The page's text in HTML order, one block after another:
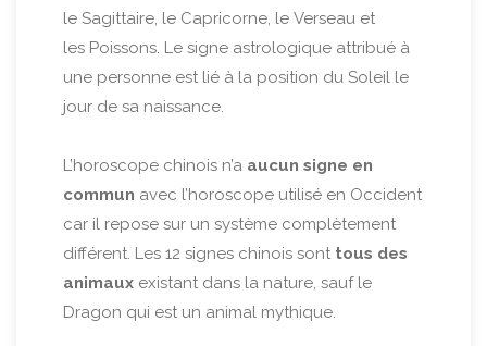
le Sagittaire, le Capricorne, le Verseau et
les Poissons. Le signe astrologique attribué à
une personne est lié à la position du Soleil le
jour de sa naissance.
L’horoscope chinois n’a aucun signe en
commun avec l’horoscope utilisé en Occident
car il repose sur un système complètement
différent. Les 12 signes chinois sont tous des
animaux existant dans la nature, sauf le
Dragon qui est un animal mythique.